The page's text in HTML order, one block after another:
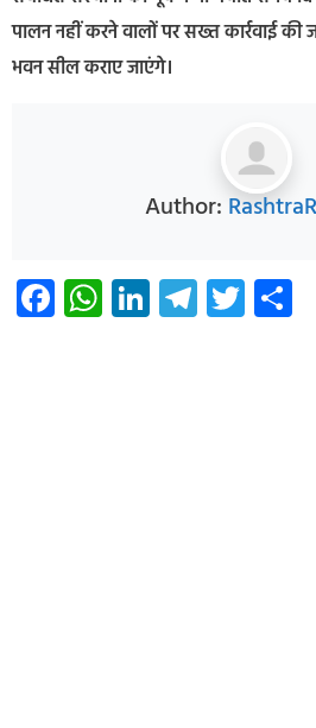
पालन नहीं करने वालों पर सख्त कार्रवाई
भवन सील कराए जाएंगे।
Author:
Facebook
WhatsApp
LinkedIn